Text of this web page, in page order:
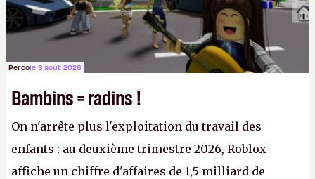
Percole 3 août 2026
Bambins = radins !
On n'arrête plus l'exploitation du travail des
enfants : au deuxième trimestre 2026, Roblox
affiche un chiffre d'affaires de 1,5 milliard de